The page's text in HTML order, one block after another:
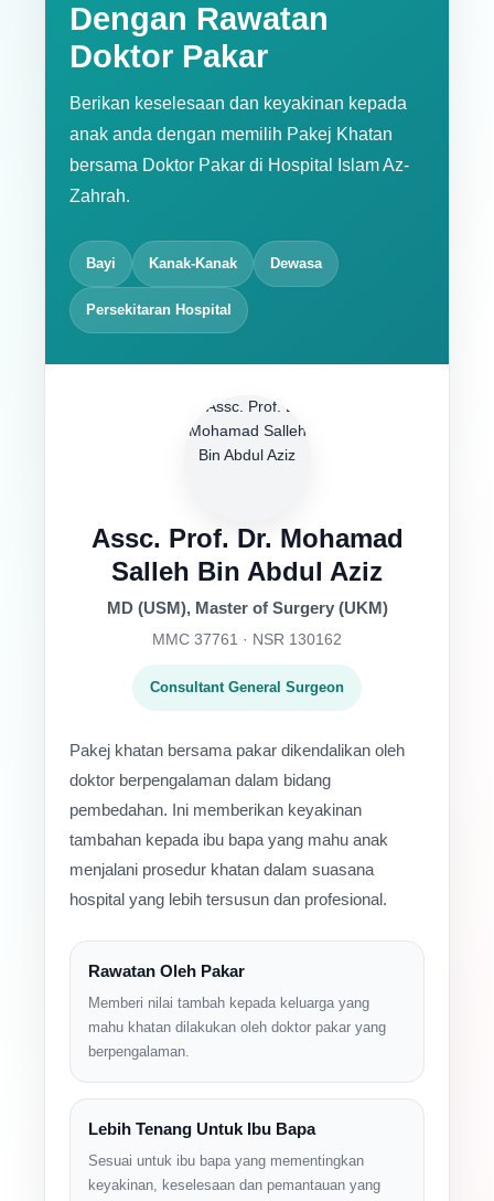
Dengan Rawatan
Doktor Pakar
Berikan keselesaan dan keyakinan kepada
anak anda dengan memilih Pakej Khatan
bersama Doktor Pakar di Hospital Islam Az-
Zahrah.
Bayi Kanak-Kanak Dewasa
Persekitaran Hospital
Assc. Prof. Dr. Mohamad
Salleh Bin Abdul Aziz
MD (USM), Master of Surgery (UKM)
MMC 37761 · NSR 130162
Consultant General Surgeon
Pakej khatan bersama pakar dikendalikan oleh
doktor berpengalaman dalam bidang
pembedahan. Ini memberikan keyakinan
tambahan kepada ibu bapa yang mahu anak
menjalani prosedur khatan dalam suasana
hospital yang lebih tersusun dan profesional.
Rawatan Oleh Pakar
Memberi nilai tambah kepada keluarga yang
mahu khatan dilakukan oleh doktor pakar yang
berpengalaman.
Lebih Tenang Untuk Ibu Bapa
Sesuai untuk ibu bapa yang mementingkan
keyakinan, keselesaan dan pemantauan yang